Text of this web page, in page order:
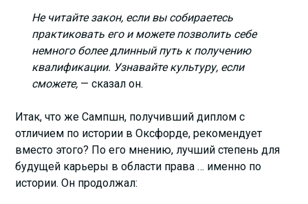
Не читайте закон, если вы собираетесь
практиковать его и можете позволить себе
немного более длинный путь к получению
квалификации. Узнавайте культуру, если
сможете, — сказал он.
Итак, что же Сампшн, получивший диплом с
отличием по истории в Оксфорде, рекомендует
вместо этого? По его мнению, лучший степень для
будущей карьеры в области права … именно по
истории. Он продолжал: